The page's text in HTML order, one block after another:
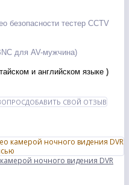
безопасности тестер CCTV
для AV-мужчина)
и английском языке )
ДОБАВИТЬ СВОЙ ОТЗЫВ
ночного видения DVR